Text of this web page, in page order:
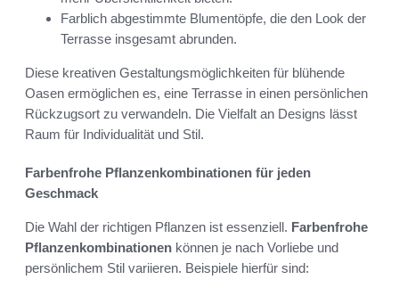
Farblich abgestimmte Blumentöpfe, die den Look der
Terrasse insgesamt abrunden.
Diese kreativen Gestaltungsmöglichkeiten für blühende
Oasen ermöglichen es, eine Terrasse in einen persönlichen
Rückzugsort zu verwandeln. Die Vielfalt an Designs lässt
Raum für Individualität und Stil.
Farbenfrohe Pflanzenkombinationen für jeden
Geschmack
Die Wahl der richtigen Pflanzen ist essenziell. Farbenfrohe
Pflanzenkombinationen können je nach Vorliebe und
persönlichem Stil variieren. Beispiele hierfür sind: